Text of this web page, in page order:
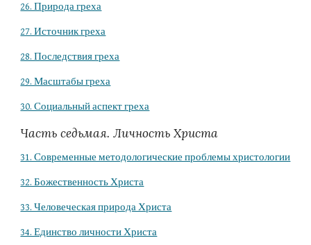
26. Природа греха
27. Источник греха
28. Последствия греха
29. Масштабы греха
30. Социальный аспект греха
Часть седьмая. Личность Христа
31. Современные методологические проблемы христологии
32. Божественность Христа
33. Человеческая природа Христа
34. Единство личности Христа